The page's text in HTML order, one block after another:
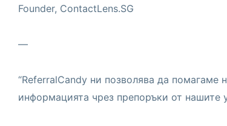
Founder, ContactLens.SG
—
“ReferralCandy ни позволява да помагаме
информацията чрез препоръки от нашите